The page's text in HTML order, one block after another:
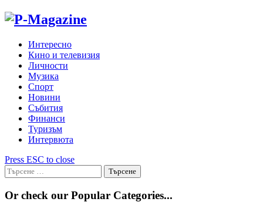
Skip
Интересно
Кино и телевизия
Личности
Музика
Спорт
Новини
Събития
Финанси
Туризъм
Интервюта
Press ESC to close
Търсене
за:
Or check our Popular Categories...